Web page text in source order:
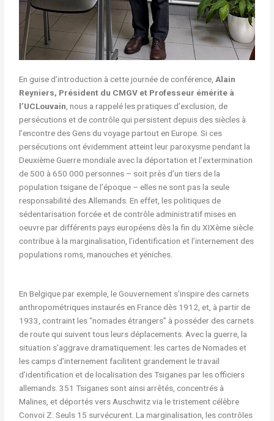
En guise d’introduction à cette journée de conférence,Alain
Reyniers, Président du CMGV et Professeur émérite à
l’UCLouvain, nous a rappelé les pratiques d’exclusion, de
persécutions et de contrôle qui persistent depuis des siècles à
l’encontre des Gens du voyage partout en Europe. Si ces
persécutions ont évidemment atteint leur paroxysme pendant la
Deuxième Guerre mondiale avec la déportation et l’extermination
de 500 à 650 000 personnes – soit près d’un tiers de la
population tsigane de l’époque – elles ne sont pas la seule
responsabilité des Allemands. En effet, les politiques de
sédentarisation forcée et de contrôle administratif mises en
oeuvre par différents pays européens dès la fin du XIXème siècle
contribue à la marginalisation, l’identification et l’internement des
populations roms, manouches et yéniches.
En Belgique par exemple, le Gouvernement s’inspire des carnets
anthropométriques instaurés en France dès 1912, et, à partir de
1933, contraint les “nomades étrangers” à posséder des carnets
de route qui suivent tous leurs déplacements. Avec la guerre, la
situation s’aggrave dramatiquement: les cartes de Nomades et
les camps d’internement facilitent grandement le travail
d’identification et de localisation des Tsiganes par les officiers
allemands. 351 Tsiganes sont ainsi arrêtés, concentrés à
Malines, et déportés vers Auschwitz via le tristement célèbre
Convoi Z. Seuls 15 survécurent. La marginalisation, les contrôles